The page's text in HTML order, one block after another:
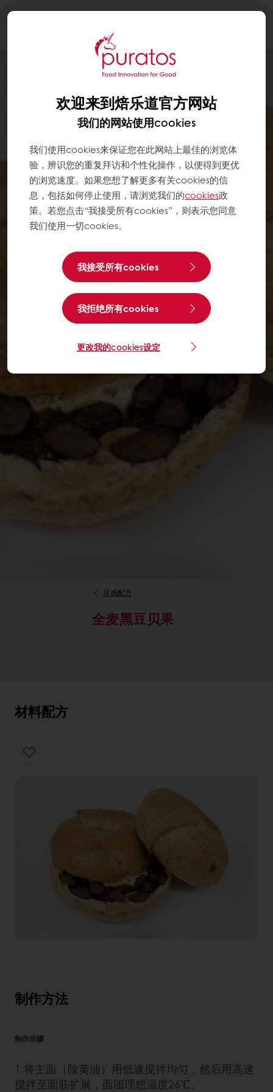
灵感配方
全麦黑豆贝果
材料配方
制作方法
制作步骤
1.将主面（除黄油）用低速搅拌均匀，然后用高速
搅拌至面筋扩展，面团理想温度26℃。
欢迎来到焙乐道官方网站
我们的网站使用cookies
我们使用cookies来保证您在此网站上最佳的浏览体
验，辨识您的重复拜访和个性化操作，以便得到更优
的浏览速度。如果您想了解更多有关cookies的信
息，包括如何停止使用，请浏览我们的cookies政
策。若您点击“我接受所有cookies”，则表示您同意
我们使用一切cookies。
我接受所有cookies
我拒绝所有cookies
更改我的cookies设定